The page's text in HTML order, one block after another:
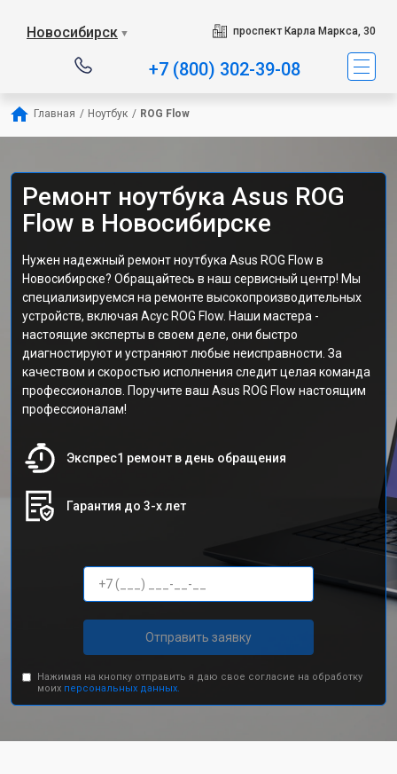
Новосибирск ▼ проспект Карла Маркса, 30
+7 (800) 302-39-08
Главная / Ноутбук / ROG Flow
Ремонт ноутбука Asus ROG
Flow в Новосибирске
Нужен надежный ремонт ноутбука Asus ROG Flow в
Новосибирске? Обращайтесь в наш сервисный центр! Мы
специализируемся на ремонте высокопроизводительных
устройств, включая Асус ROG Flow. Наши мастера -
настоящие эксперты в своем деле, они быстро
диагностируют и устраняют любые неисправности. За
качеством и скоростью исполнения следит целая команда
профессионалов. Поручите ваш Asus ROG Flow настоящим
профессионалам!
Экспрес1 ремонт в день обращения
Гарантия до 3-х лет
Отправить заявку
Нажимая на кнопку отправить я даю свое согласие на обработку
моих персональных данных.